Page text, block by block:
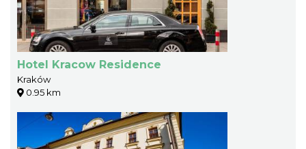
Hotel Kracow Residence
Kraków
0.95 km